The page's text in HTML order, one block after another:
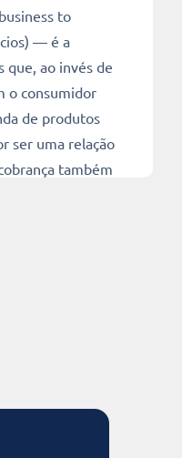
to
— é a
que, ao invés de
o consumidor
de produtos
ser uma relação
também